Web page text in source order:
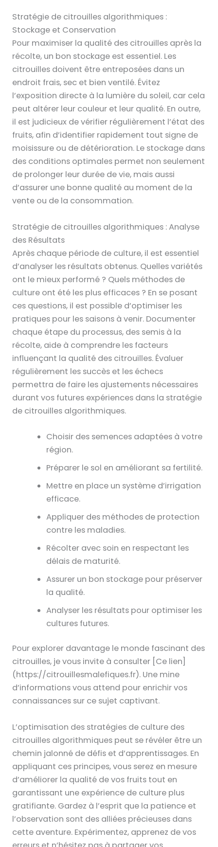
Stratégie de citrouilles algorithmiques :
Stockage et Conservation
Pour maximiser la qualité des citrouilles après la
récolte, un bon stockage est essentiel. Les
citrouilles doivent être entreposées dans un
endroit frais, sec et bien ventilé. Évitez
l’exposition directe à la lumière du soleil, car cela
peut altérer leur couleur et leur qualité. En outre,
il est judicieux de vérifier régulièrement l’état des
fruits, afin d’identifier rapidement tout signe de
moisissure ou de détérioration. Le stockage dans
des conditions optimales permet non seulement
de prolonger leur durée de vie, mais aussi
d’assurer une bonne qualité au moment de la
vente ou de la consommation.
Stratégie de citrouilles algorithmiques : Analyse
des Résultats
Après chaque période de culture, il est essentiel
d’analyser les résultats obtenus. Quelles variétés
ont le mieux performé ? Quels méthodes de
culture ont été les plus efficaces ? En se posant
ces questions, il est possible d’optimiser les
pratiques pour les saisons à venir. Documenter
chaque étape du processus, des semis à la
récolte, aide à comprendre les facteurs
influençant la qualité des citrouilles. Évaluer
régulièrement les succès et les échecs
permettra de faire les ajustements nécessaires
durant vos futures expériences dans la stratégie
de citrouilles algorithmiques.
Choisir des semences adaptées à votre
région.
Préparer le sol en améliorant sa fertilité.
Mettre en place un système d’irrigation
efficace.
Appliquer des méthodes de protection
contre les maladies.
Récolter avec soin en respectant les
délais de maturité.
Assurer un bon stockage pour préserver
la qualité.
Analyser les résultats pour optimiser les
cultures futures.
Pour explorer davantage le monde fascinant des
citrouilles, je vous invite à consulter [Ce lien]
(https://citrouillesmalefiques.fr). Une mine
d’informations vous attend pour enrichir vos
connaissances sur ce sujet captivant.
L’optimisation des stratégies de culture des
citrouilles algorithmiques peut se révéler être un
chemin jalonné de défis et d’apprentissages. En
appliquant ces principes, vous serez en mesure
d’améliorer la qualité de vos fruits tout en
garantissant une expérience de culture plus
gratifiante. Gardez à l’esprit que la patience et
l’observation sont des alliées précieuses dans
cette aventure. Expérimentez, apprenez de vos